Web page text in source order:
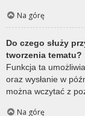
Na górę
Do czego służy
tworzenia tematu?
Funkcja ta
oraz wysłanie w
można wczytać z
Na górę